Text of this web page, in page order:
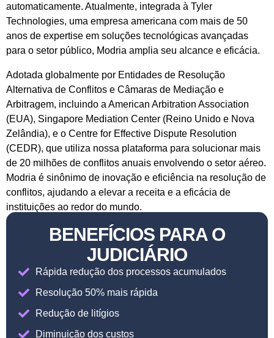
automaticamente. Atualmente, integrada à Tyler
Technologies, uma empresa americana com mais de 50
anos de expertise em soluções tecnológicas avançadas
para o setor público, Modria amplia seu alcance e eficácia.
Adotada globalmente por Entidades de Resolução
Alternativa de Conflitos e Câmaras de Mediação e
Arbitragem, incluindo a American Arbitration Association
(EUA), Singapore Mediation Center (Reino Unido e Nova
Zelândia), e o Centre for Effective Dispute Resolution
(CEDR), que utiliza nossa plataforma para solucionar mais
de 20 milhões de conflitos anuais envolvendo o setor aéreo.
Modria é sinônimo de inovação e eficiência na resolução de
conflitos, ajudando a elevar a receita e a eficácia de
instituições ao redor do mundo.
BENEFÍCIOS PARA O
JUDICIÁRIO
Rápida redução dos processos acumulados
Resolução 50% mais rápida
Redução de litígios
Diminuição dos custos